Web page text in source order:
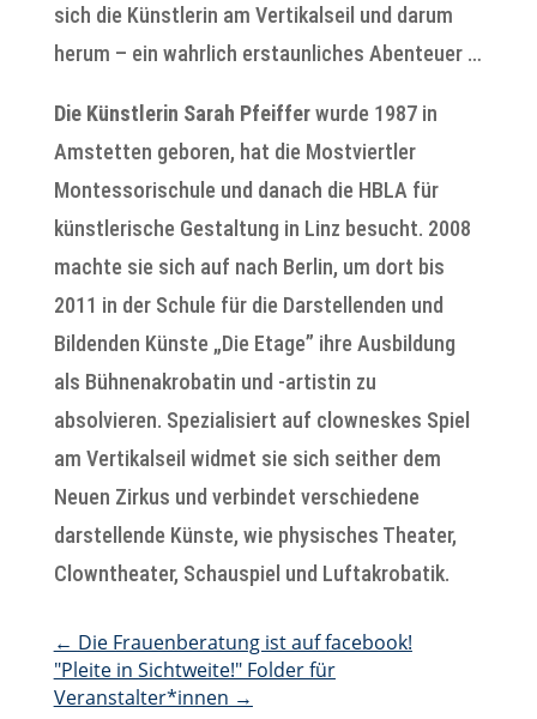
sich die Künstlerin am Vertikalseil und darum
herum – ein wahrlich erstaunliches Abenteuer …
Die Künstlerin Sarah Pfeifferwurde 1987 in
Amstetten geboren, hat die Mostviertler
Montessorischule und danach die HBLA für
künstlerische Gestaltung in Linz besucht. 2008
machte sie sich auf nach Berlin, um dort bis
2011 in der Schule für die Darstellenden und
Bildenden Künste „Die Etage” ihre Ausbildung
als Bühnenakrobatin und -artistin zu
absolvieren. Spezialisiert auf clowneskes Spiel
am Vertikalseil widmet sie sich seither dem
Neuen Zirkus und verbindet verschiedene
darstellende Künste, wie physisches Theater,
Clowntheater, Schauspiel und Luftakrobatik.
← Die Frauenberatung ist auf facebook!
"Pleite in Sichtweite!" Folder für
Veranstalter*innen →